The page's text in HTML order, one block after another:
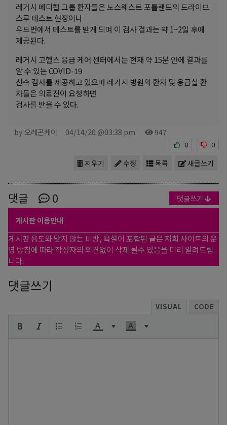
레거시 메디컬 그룹 환자들은 노스웨스트 포틀랜드의 드라이브
스루 테스트 현장이나
우드번에서 테스트를 받게 되며 이 검사 결과는 약 1~2일 후에
제공된다.
레거시 고헬스 응급 케어 센터에서는 현재 약 15분 안에 결과를
알 수 있는 COVID-19
신속 검사를 제공하고 있으며 레거시 병원의 환자 및 응급실 환
자들은 의료진이 요청하면
검사를 받을 수 있다.
by 오레곤케이 04/14/20 @03:38 pm 947
0 0
새글쓰기
목록
수정
지우기
댓글 0 댓글쓰기
게시판 이용안내
게시판 용도와 맞지 않는 비방, 욕설이 포함된 글은 저희 사이트의 운
영 방침에 따라 작성자의 의견없이 삭제 될수 있음을 미리 알려드립
니다.
댓글쓰기
VISUAL CODE